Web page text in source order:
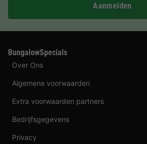
Aanmelden
BungalowSpecials
Over Ons
Algemene voorwaarden
Extra voorwaarden partners
Bedrijfsgegevens
Privacy